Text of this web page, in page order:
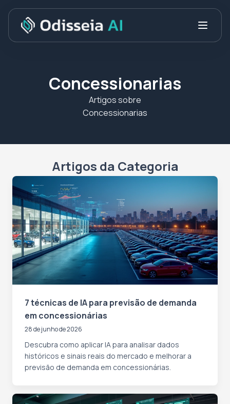
Concessionarias
Artigos sobre
Concessionarias
Artigos da Categoria
7 técnicas de IA para previsão de demanda
em concessionárias
28 de junho de 2026
Descubra como aplicar IA para analisar dados
históricos e sinais reais do mercado e melhorar a
previsão de demanda em concessionárias.